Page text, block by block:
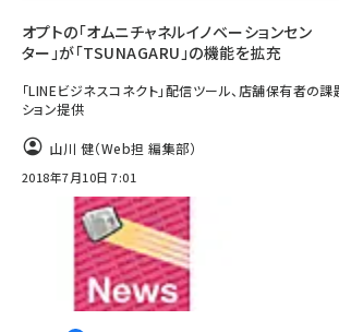
オプトの「オムニチャネルイノベーションセン
ター」が「TSUNAGARU」の機能を拡充
「LINEビジネスコネクト」配信ツール、店舗保有者の
ション提供
山川 健（Web担 編集部）
2018年7月10日 7:01